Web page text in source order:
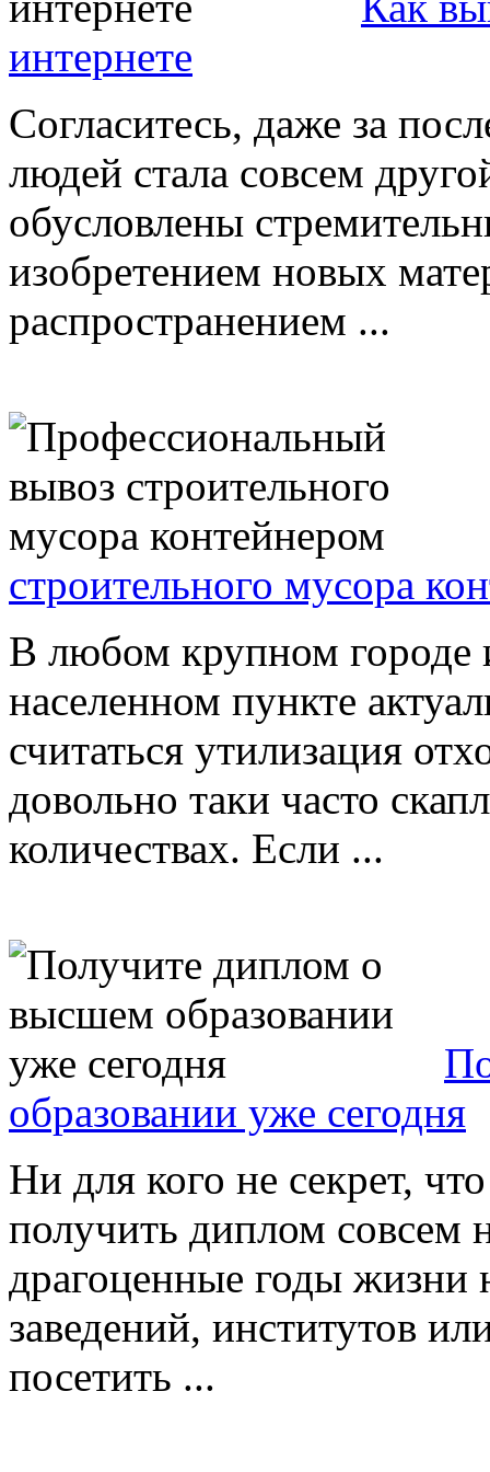
интернете
Согласитесь, даже за
людей стала совсем
обусловлены
изобретением новых
распространением ...
строительного мусора
В любом крупном городе
населенном пункте
считаться утилизация
довольно таки часто
количествах. Если ...
образовании уже сегодня
Ни для кого не секрет,
получить диплом совсем
драгоценные годы
заведений, институтов
посетить ...